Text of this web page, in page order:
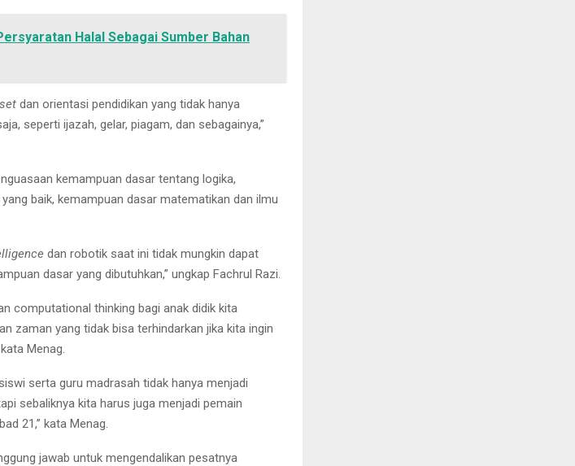
Halal Sebagai Sumber Bahan
dan orientasi pendidikan yang tidak hanya
seperti ijazah, gelar, piagam, dan sebagainya,”
kemampuan dasar tentang logika,
baik, kemampuan dasar matematikan dan ilmu
dan robotik saat ini tidak mungkin dapat
dasar yang dibutuhkan,” ungkap Fachrul Razi.
computational thinking bagi anak didik kita
zaman yang tidak bisa terhindarkan jika kita ingin
Menag.
serta guru madrasah tidak hanya menjadi
sebaliknya kita harus juga menjadi pemain
21,” kata Menag.
jawab untuk mengendalikan pesatnya